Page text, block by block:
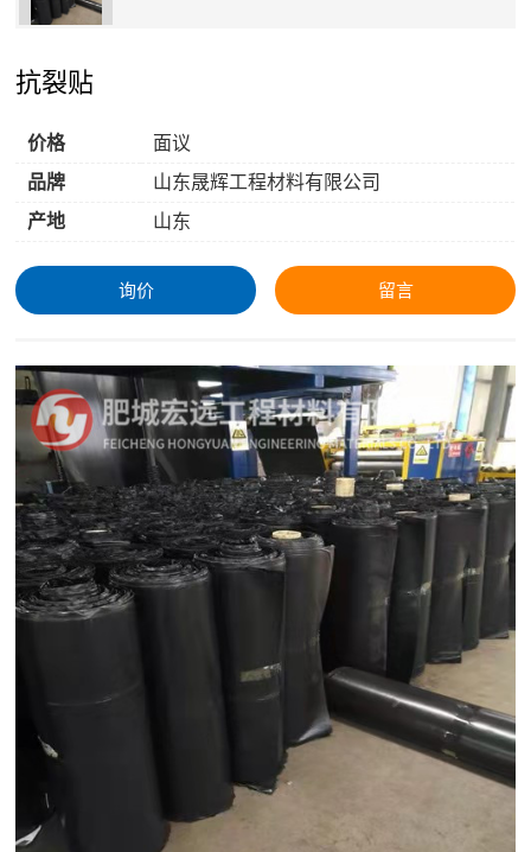
抗裂贴
价格
面议
品牌
山东晟辉工程材料有限公司
产地
山东
询价 留言